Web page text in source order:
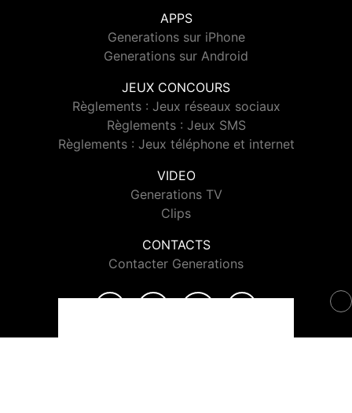
APPS
Generations sur iPhone
Generations sur Android
JEUX CONCOURS
Règlements : Jeux réseaux sociaux
Règlements : Jeux SMS
Règlements : Jeux téléphone et internet
VIDEO
Generations TV
Clips
CONTACTS
Contacter Generations